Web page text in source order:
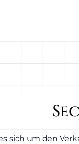
sich um den